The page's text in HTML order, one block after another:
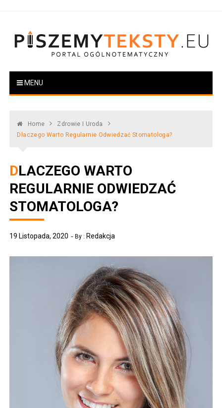
PiszemyTeksty.pl
Portal ogólnotematyczny
MENU
Home
Zdrowie I Uroda
Dlaczego Warto Regularnie Odwiedzać Stomatologa?
DLACZEGO WARTO
REGULARNIE ODWIEDZAĆ
STOMATOLOGA?
19 Listopada, 2020 By : Redakcja